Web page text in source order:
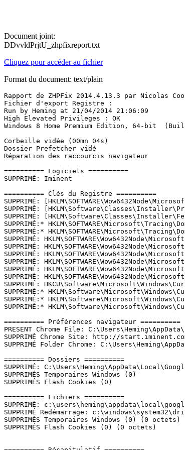
Document joint:
DDvvldPrjtU_zhpfixreport.txt
Cliquez pour accéder au fichier
Format du document: text/plain
Rapport de ZHPFix 2014.4.13.3 par Nicolas
Fichier d'export Registre :
Run by Heming at 21/04/2014 21:06:09
High Elevated Privileges : OK
Windows 8 Home Premium Edition, 64-bit
Corbeille vidée (00mn 04s)
Dossier Prefetcher vidé
Réparation des raccourcis navigateur
========== Logiciels ==========
SUPPRIMÉ: Iminent
========== Clés du Registre ==========
SUPPRIMÉ:
SUPPRIMÉ:
SUPPRIMÉ:
SUPPRIMÉ:*
SUPPRIMÉ:*
SUPPRIMÉ:
SUPPRIMÉ:
SUPPRIMÉ:
SUPPRIMÉ:
SUPPRIMÉ:
SUPPRIMÉ:
SUPPRIMÉ:
SUPPRIMÉ:*
SUPPRIMÉ:*
SUPPRIMÉ:*
========== Préférences navigateur ==========
PRESENT Chrome File:
SUPPRIMÉ Chrome Site: http://
SUPPRIMÉ Folder Chrome:
========== Dossiers ==========
SUPPRIMÉ:
SUPPRIMÉS Temporaires Windows (0)
SUPPRIMÉS Flash Cookies (0)
========== Fichiers ==========
SUPPRIMÉ:
SUPPRIMÉ Redémarrage:
SUPPRIMÉS Temporaires Windows (0) (0 octets)
SUPPRIMÉS Flash Cookies (0) (0 octets)